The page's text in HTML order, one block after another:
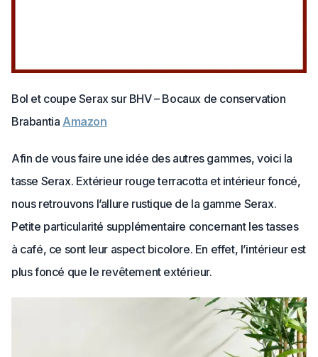
Bol et coupe Serax sur BHV – Bocaux de conservation
Brabantia Amazon
Afin de vous faire une idée des autres gammes, voici la
tasse Serax. Extérieur rouge terracotta et intérieur foncé,
nous retrouvons l’allure rustique de la gamme Serax.
Petite particularité supplémentaire concernant les tasses
à café, ce sont leur aspect bicolore. En effet, l’intérieur est
plus foncé que le revêtement extérieur.